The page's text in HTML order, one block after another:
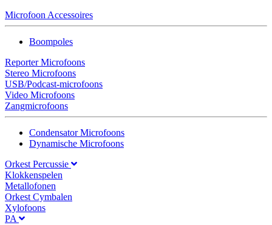
Microfoon Accessoires
Boompoles
Reporter Microfoons
Stereo Microfoons
USB/Podcast-microfoons
Video Microfoons
Zangmicrofoons
Condensator Microfoons
Dynamische Microfoons
Orkest Percussie
Klokkenspelen
Metallofonen
Orkest Cymbalen
Xylofoons
PA